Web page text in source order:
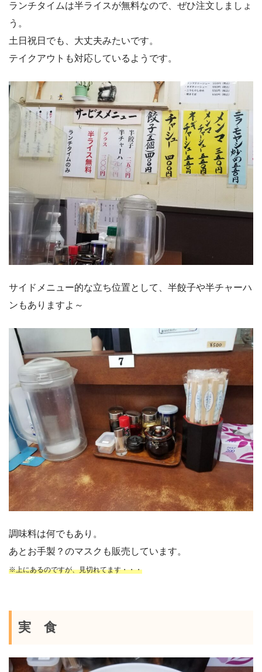
ランチタイムは半ライスが無料なので、ぜひ注文しましょ
う。
土日祝日でも、大丈夫みたいです。
テイクアウトも対応しているようです。
サイドメニュー的な立ち位置として、半餃子や半チャーハ
ンもありますよ～
調味料は何でもあり。
あとお手製？のマスクも販売しています。
※上にあるのですが、見切れてます・・・
実 食